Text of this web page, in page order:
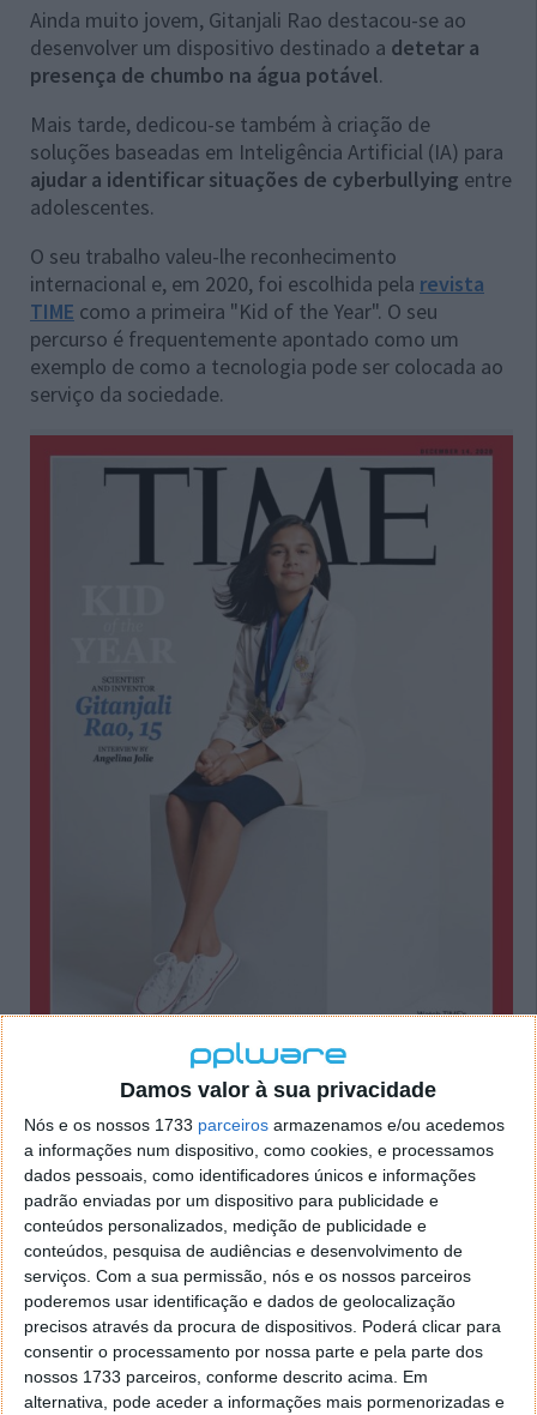
Damos valor à sua privacidade
Nós e os nossos 1733 parceiros armazenamos e/ou acedemos
a informações num dispositivo, como cookies, e processamos
dados pessoais, como identificadores únicos e informações
padrão enviadas por um dispositivo para publicidade e
conteúdos personalizados, medição de publicidade e
conteúdos, pesquisa de audiências e desenvolvimento de
serviços. Com a sua permissão, nós e os nossos parceiros
poderemos usar identificação e dados de geolocalização
precisos através da procura de dispositivos. Poderá clicar para
consentir o processamento por nossa parte e pela parte dos
nossos 1733 parceiros, conforme descrito acima. Em
alternativa, pode aceder a informações mais pormenorizadas e
Ainda muito jovem, Gitanjali Rao destacou-se ao
desenvolver um dispositivo destinado a detetar a
presença de chumbo na água potável.
Mais tarde, dedicou-se também à criação de
soluções baseadas em Inteligência Artificial (IA) para
ajudar a identificar situações de cyberbullying entre
adolescentes.
O seu trabalho valeu-lhe reconhecimento
internacional e, em 2020, foi escolhida pela revista
TIME como a primeira "Kid of the Year". O seu
percurso é frequentemente apontado como um
exemplo de como a tecnologia pode ser colocada ao
serviço da sociedade.
Aos 15 anos, Gitanjali Rao foi escolhida pela revista TIME como a primeira
"Kid of the Year". Crédito:TIME
Shubham Banerjee: uma impressora Braille
criada com LEGO
Com apenas 12 anos,Shubham Banerjee decidiu
procurar uma forma mais acessível de produzir
textos em Braille. O resultado foi a criação da
Braigo, uma impressora Braille de baixo custo
construída com peças LEGOMindstorms.